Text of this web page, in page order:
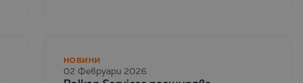
НОВИНИ
02 Февруари 2026